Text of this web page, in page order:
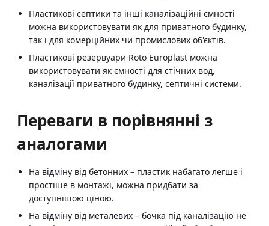
Пластикові септики та інші каналізаційні ємності
можна використовувати як для приватного будинку,
так і для комерційних чи промислових об'єктів.
Пластикові резервуари Roto Europlast можна
використовувати як ємності для стічних вод,
каналізації приватного будинку, септичні системи.
Переваги в порівнянні з
аналогами
На відміну від бетонних – пластик набагато легше і
простіше в монтажі, можна придбати за
доступнішою ціною.
На відміну від металевих – бочка під каналізацію не